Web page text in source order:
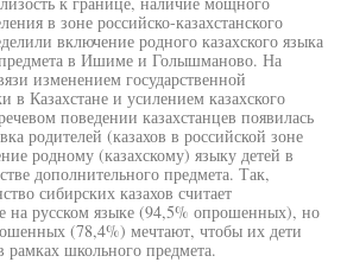
в зоне российско-казахстанского
включение родного казахского языка
предмета в Ишиме и Голышманово. На
изменением государственной
в Казахстане и усилением казахского
поведении казахстанцев появилась
родителей (казахов в российской зоне
родному (казахскому) языку детей в
дополнительного предмета. Так,
сибирских казахов считает
на русском языке (94,5% опрошенных), но
(78,4%) мечтают, чтобы их дети
рамках школьного предмета.